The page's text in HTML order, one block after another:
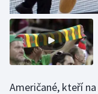
Lezení
Lyže a snowboard
Moderní pětiboj
Američané, kteří